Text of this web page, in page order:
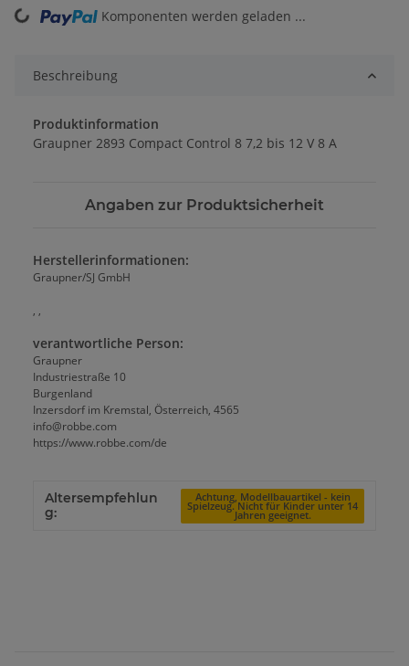
Loading... Komponenten werden geladen ...
Beschreibung
Produktinformation
Graupner 2893 Compact Control 8 7,2 bis 12 V 8 A
Angaben zur Produktsicherheit
Herstellerinformationen:
Graupner/SJ GmbH
, ,
verantwortliche Person:
Graupner
Industriestraße 10
Burgenland
Inzersdorf im Kremstal, Österreich, 4565
info@robbe.com
https://www.robbe.com/de
Altersempfehlun
g:
Achtung, Modellbauartikel - kein
Spielzeug. Nicht für Kinder unter 14
Jahren geeignet.